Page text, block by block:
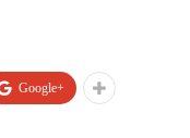
Google+